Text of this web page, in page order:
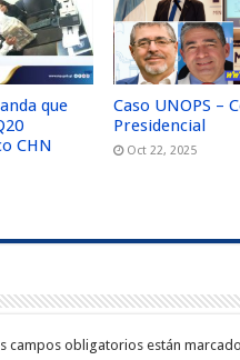
que
CHN
Caso UNOPS –
Presidencial
Oct 22, 2025
campos obligatorios están